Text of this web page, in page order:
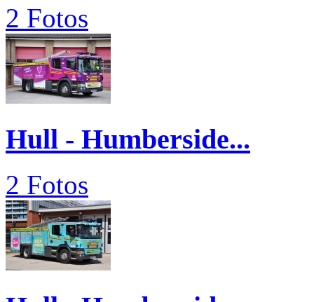
2 Fotos
Hull - Humberside...
2 Fotos